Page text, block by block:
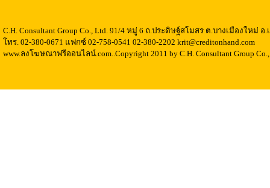
C.H. Consultant Group Co., Ltd. 91/4 หมู่ 6 ถ.ประดิษฐ์สโมสร ต.บางเมืองใหม่ อ
โทร. 02-380-0671 แฟกซ์ 02-758-0541 02-380-2202 krit@creditonhand.com
www.ลงโฆษณาฟรีออนไลน์.com..Copyright 2011 by C.H. Consultant Group